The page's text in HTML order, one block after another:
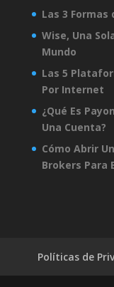
Las 3
Wise, Una
Mundo
Las 5
Por Internet
¿Qué Es
Una Cuenta?
Cómo Abrir
Brokers Para
Políticas de